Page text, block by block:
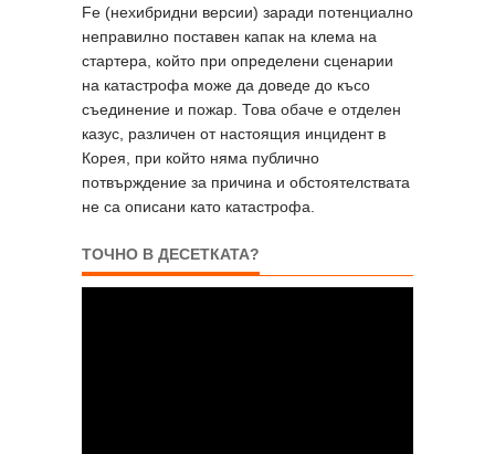
Fe (нехибридни версии) заради потенциално
неправилно поставен капак на клема на
стартера, който при определени сценарии
на катастрофа може да доведе до късо
съединение и пожар. Това обаче е отделен
казус, различен от настоящия инцидент в
Корея, при който няма публично
потвърждение за причина и обстоятелствата
не са описани като катастрофа.
ТОЧНО В ДЕСЕТКАТА?